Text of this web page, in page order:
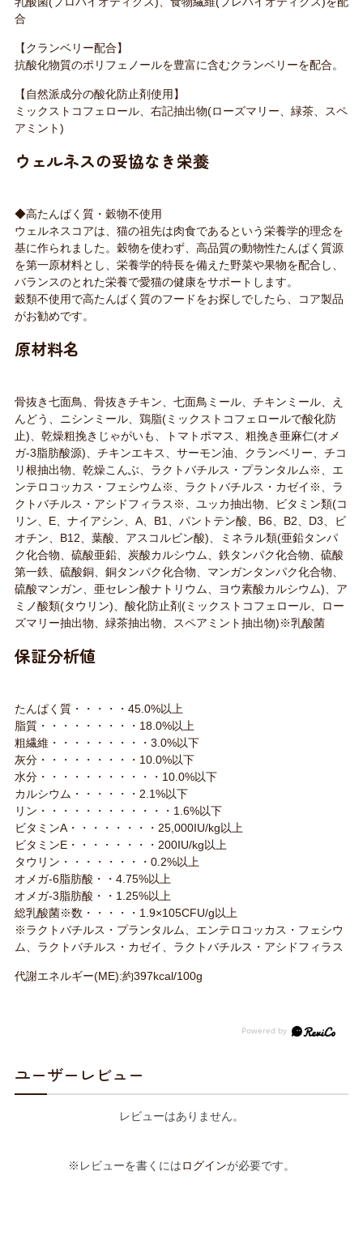
合
【クランベリー配合】
抗酸化物質のポリフェノールを豊富に含むクランベリーを配合。
【自然派成分の酸化防止剤使用】
ミックストコフェロール、右記抽出物(ローズマリー、緑茶、スペ
アミント)
ウェルネスの妥協なき栄養
◆高たんぱく質・穀物不使用
ウェルネスコアは、猫の祖先は肉食であるという栄養学的理念を
基に作られました。穀物を使わず、高品質の動物性たんぱく質源
を第一原材料とし、栄養学的特長を備えた野菜や果物を配合し、
バランスのとれた栄養で愛猫の健康をサポートします。
穀類不使用で高たんぱく質のフードをお探しでしたら、コア製品
がお勧めです。
原材料名
骨抜き七面鳥、骨抜きチキン、七面鳥ミール、チキンミール、え
んどう、ニシンミール、鶏脂(ミックストコフェロールで酸化防
止)、乾燥粗挽きじゃがいも、トマトポマス、粗挽き亜麻仁(オメ
ガ-3脂肪酸源)、チキンエキス、サーモン油、クランベリー、チコ
リ根抽出物、乾燥こんぶ、ラクトバチルス・プランタルム※、エ
ンテロコッカス・フェシウム※、ラクトバチルス・カゼイ※、ラ
クトバチルス・アシドフィラス※、ユッカ抽出物、ビタミン類(コ
リン、E、ナイアシン、A、B1、パントテン酸、B6、B2、D3、ビ
オチン、B12、葉酸、アスコルビン酸)、ミネラル類(亜鉛タンパ
ク化合物、硫酸亜鉛、炭酸カルシウム、鉄タンパク化合物、硫酸
第一鉄、硫酸銅、銅タンパク化合物、マンガンタンパク化合物、
硫酸マンガン、亜セレン酸ナトリウム、ヨウ素酸カルシウム)、ア
ミノ酸類(タウリン)、酸化防止剤(ミックストコフェロール、ロー
ズマリー抽出物、緑茶抽出物、スペアミント抽出物)※乳酸菌
保証分析値
たんぱく質・・・・・45.0%以上
脂質・・・・・・・・・18.0%以上
粗繊維・・・・・・・・・3.0%以下
灰分・・・・・・・・・10.0%以下
水分・・・・・・・・・・・10.0%以下
カルシウム・・・・・・2.1%以下
リン・・・・・・・・・・・・1.6%以下
ビタミンA・・・・・・・・25,000IU/kg以上
ビタミンE・・・・・・・・200IU/kg以上
タウリン・・・・・・・・0.2%以上
オメガ-6脂肪酸・・4.75%以上
オメガ-3脂肪酸・・1.25%以上
総乳酸菌※数・・・・・1.9×105CFU/g以上
※ラクトバチルス・プランタルム、エンテロコッカス・フェシウ
ム、ラクトバチルス・カゼイ、ラクトバチルス・アシドフィラス
代謝エネルギー(ME):約397kcal/100g
ユーザーレビュー
レビューはありません。
※レビューを書くにはログインが必要です。